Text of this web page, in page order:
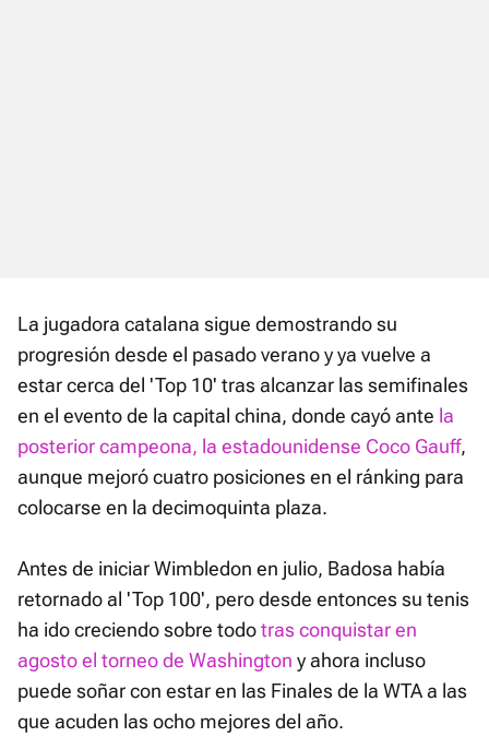
La jugadora catalana sigue demostrando su
progresión desde el pasado verano y ya vuelve a
estar cerca del 'Top 10' tras alcanzar las semifinales
en el evento de la capital china, donde cayó ante la
posterior campeona, la estadounidense Coco Gauff,
aunque mejoró cuatro posiciones en el ránking para
colocarse en la decimoquinta plaza.
Antes de iniciar Wimbledon en julio, Badosa había
retornado al 'Top 100', pero desde entonces su tenis
ha ido creciendo sobre todotras conquistar en
agosto el torneo de Washington y ahora incluso
puede soñar con estar en las Finales de la WTA a las
que acuden las ocho mejores del año.